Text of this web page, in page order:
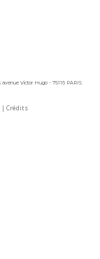
Victor Hugo - 75116 PARIS
| Crédits